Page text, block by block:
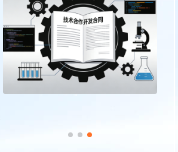
传统文化 更多 >>